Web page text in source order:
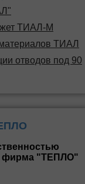
ТИАЛ-М
ТИАЛ
отводов под 90
фирма "ТЕПЛО"